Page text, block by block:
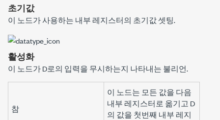
초기값
이 노드가 사용하는 내부 레지스터의 초기값 셋팅.
활성화
이 노드가D로의 입력을 무시하는지 나타내는 불리언.
참
이 노드는 모든 값을 다음
내부 레지스터로 옮기고 D
의 값을 첫번째 내부 레지